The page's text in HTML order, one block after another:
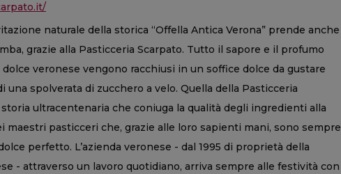
naturale della storica “Offella Antica Verona” prende anche
grazie alla Pasticceria Scarpato. Tutto il sapore e il profumo
veronese vengono racchiusi in un soffice dolce da gustare
una spolverata di zucchero a velo. Quella della Pasticceria
ultracentenaria che coniuga la qualità degli ingredienti alla
maestri pasticceri che, grazie alle loro sapienti mani, sono sempre
perfetto. L’azienda veronese - dal 1995 di proprietà della
- attraverso un lavoro quotidiano, arriva sempre alle festività con